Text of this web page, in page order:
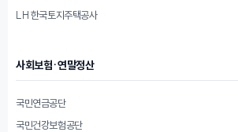
LH 한국토지주택공사
사회보험·연말정산
국민연금공단
국민건강보험공단